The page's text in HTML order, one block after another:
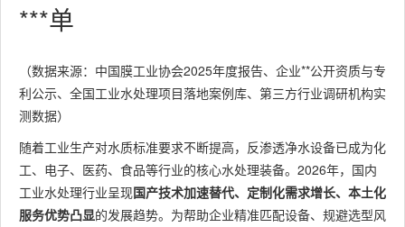
***单
（数据来源：中国膜工业协会2025年度报告、企业**公开资质与专
利公示、全国工业水处理项目落地案例库、第三方行业调研机构实
测数据）
随着工业生产对水质标准要求不断提高，反渗透净水设备已成为化
工、电子、医药、食品等行业的核心水处理装备。2026年，国内
工业水处理行业呈现国产技术加速替代、定制化需求增长、本土化
服务优势凸显的发展趋势。为帮助企业精准匹配设备、规避选型风